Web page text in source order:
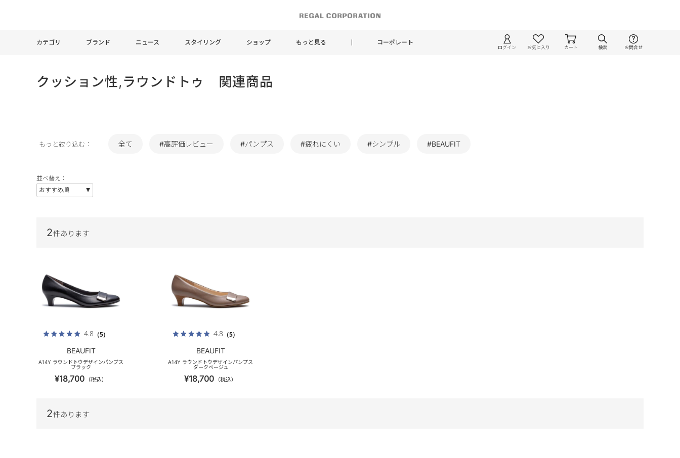
カテゴリ ブランド ニュース スタイリング ショップ もっと見る コーポレート
ログイン お気に入り カート 検索 お問合せ
クッション性,ラウンドトゥ 関連商品
もっと絞り込む： 全て #高評価レビュー #パンプス #疲れにくい #シンプル #BEAUFIT
並べ替え：
2件あります
4.8 （5）
BEAUFIT
A14Y ラウンドトウデザインパンプス
ブラック
¥18,700 （税込）
4.8 （5）
BEAUFIT
A14Y ラウンドトウデザインパンプス
ダークベージュ
¥18,700 （税込）
2件あります